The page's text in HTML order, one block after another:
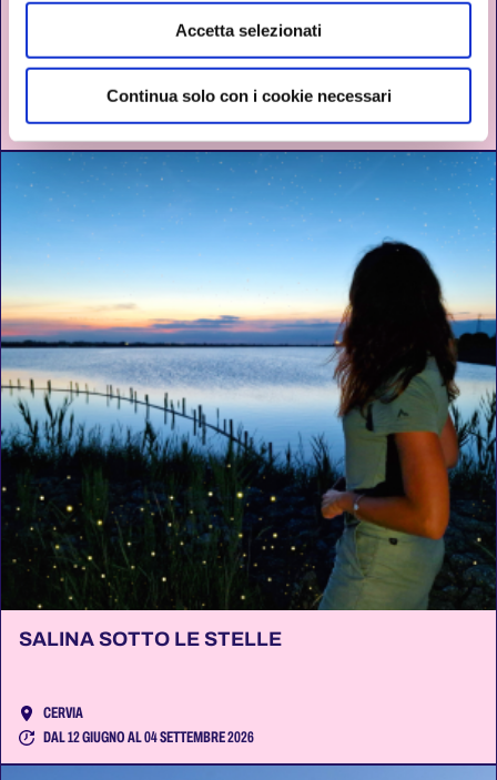
Accetta selezionati
Continua solo con i cookie necessari
SULLA LINEA DEL ROSA | MUSA INCONTRA
NATURA, BIODIVERSITÀ E SALE
DAL 23 LUGLIO AL 06 AGOSTO 2026
SALINA SOTTO LE STELLE
CERVIA
DAL 12 GIUGNO AL 04 SETTEMBRE 2026